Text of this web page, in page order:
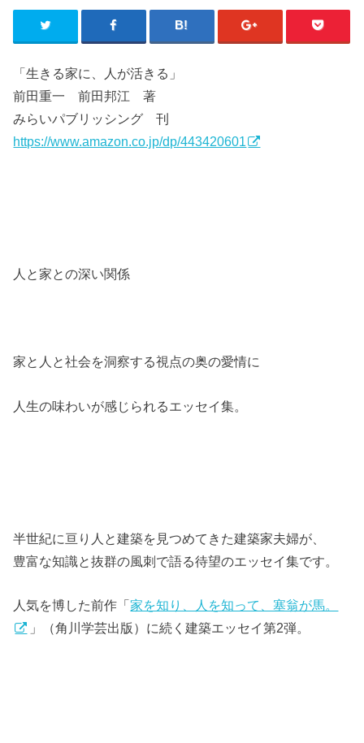
「生きる家に、人が活きる」
前田重一 前田邦江 著
みらいパブリッシング 刊
https://www.amazon.co.jp/dp/443420601
人と家との深い関係
家と人と社会を洞察する視点の奥の愛情に
人生の味わいが感じられるエッセイ集。
半世紀に亘り人と建築を見つめてきた建築家夫婦が、
豊富な知識と抜群の風刺で語る待望のエッセイ集です。
人気を博した前作「家を知り、人を知って、塞翁が馬。
」（角川学芸出版）に続く建築エッセイ第2弾。